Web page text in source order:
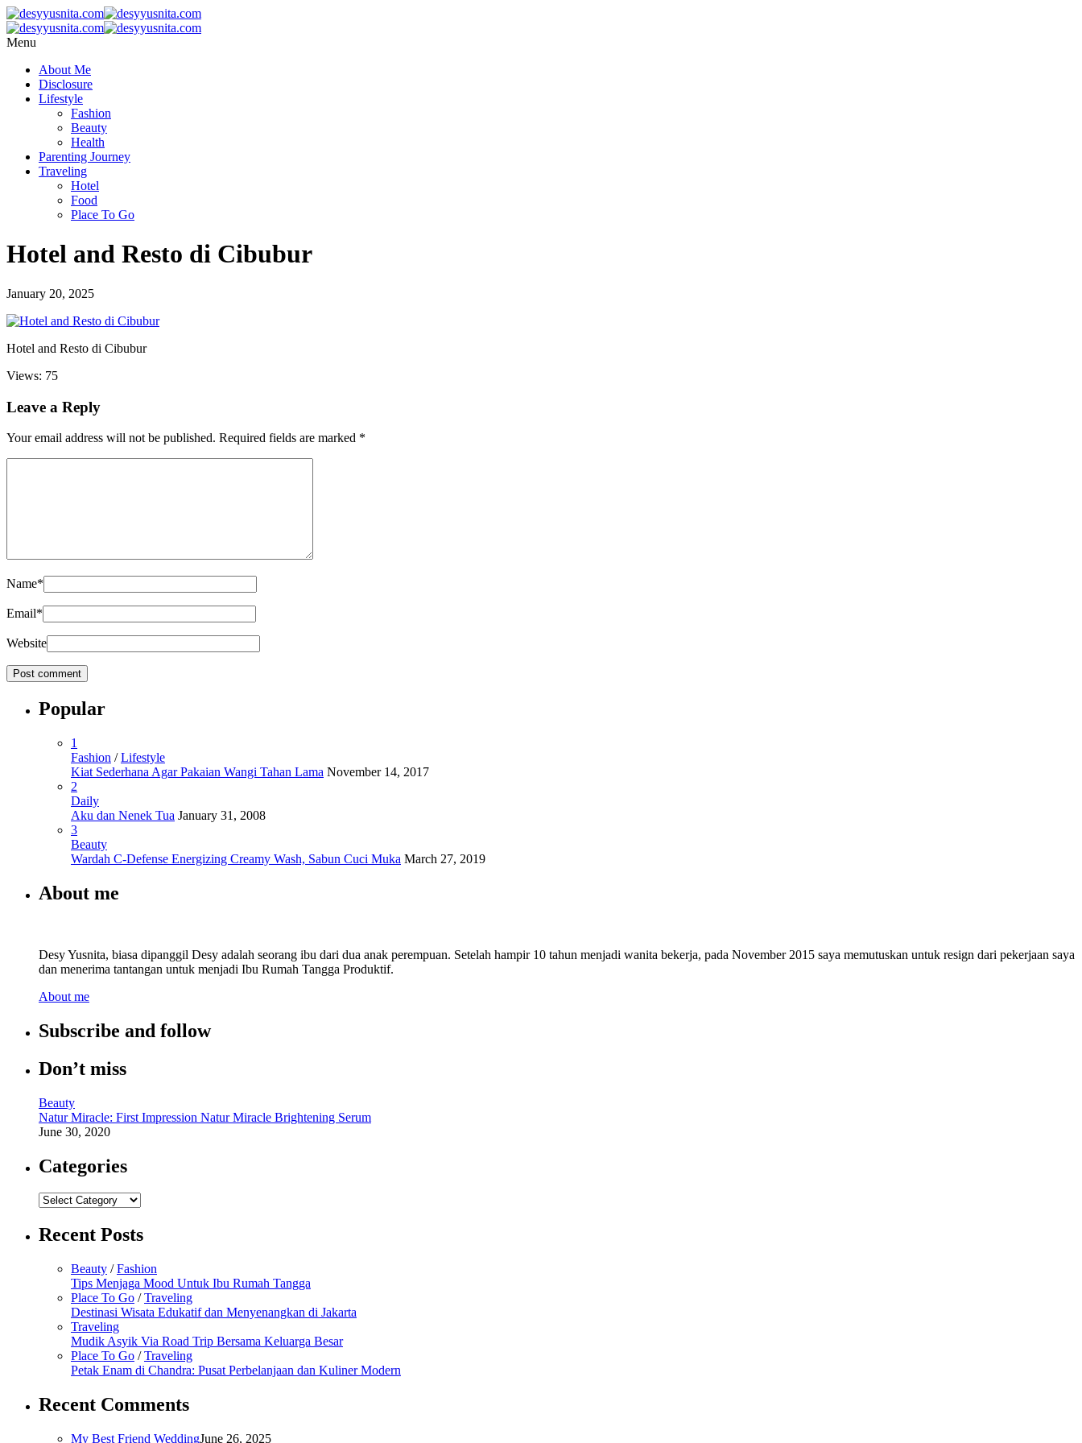
Menu
About Me
Disclosure
Lifestyle
Fashion
Beauty
Health
Parenting Journey
Traveling
Hotel
Food
Place To Go
Hotel and Resto di Cibubur
January 20, 2025
Hotel and Resto di Cibubur
Views: 75
Leave a Reply
Your email address will not be published. Required fields are marked *
Name*
Email*
Website
Popular
1
Fashion /Lifestyle
Kiat Sederhana Agar Pakaian Wangi Tahan Lama November 14, 2017
2
Daily
Aku dan Nenek Tua January 31, 2008
3
Beauty
Wardah C-Defense Energizing Creamy Wash, Sabun Cuci Muka March 27, 2019
About me
Desy Yusnita, biasa dipanggil Desy adalah seorang ibu dari dua anak perempuan. Setelah hampir 10 tahun menjadi wanita bekerja, pada November 2015 saya memutuskan untuk resign dari pekerjaan saya
dan menerima tantangan untuk menjadi Ibu Rumah Tangga Produktif.
About me
Subscribe and follow
Don’t miss
Beauty
Natur Miracle: First Impression Natur Miracle Brightening Serum
June 30, 2020
Categories
Categories
Recent Posts
Beauty /Fashion
Tips Menjaga Mood Untuk Ibu Rumah Tangga
Place To Go /Traveling
Destinasi Wisata Edukatif dan Menyenangkan di Jakarta
Traveling
Mudik Asyik Via Road Trip Bersama Keluarga Besar
Place To Go /Traveling
Petak Enam di Chandra: Pusat Perbelanjaan dan Kuliner Modern
Recent Comments
My Best Friend WeddingJune 26, 2025